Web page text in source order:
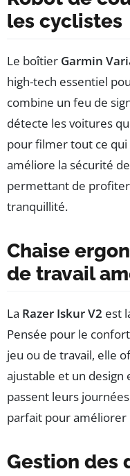
les cyclistes
Le boîtier Garmin
high-tech essentiel
combine un feu de
détecte les voitures
pour filmer tout ce qui
améliore la sécurité
permettant de
tranquillité.
Chaise
de travail
La Razer Iskur V2 est
Pensée pour le
jeu ou de travail, elle
ajustable et un design
passent leurs
parfait pour
Gestion des